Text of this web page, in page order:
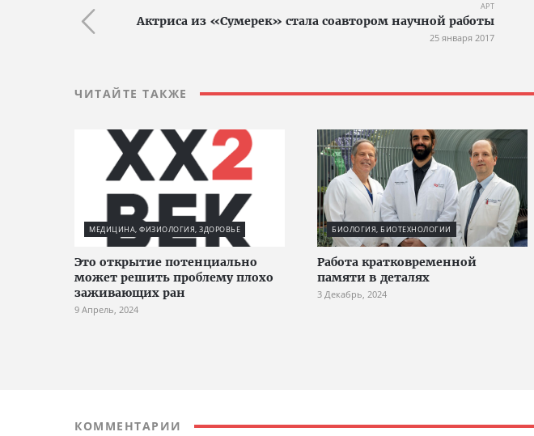
АРТ
Актриса из «Сумерек» стала соавтором научной работы
25 января 2017
ЧИТАЙТЕ ТАКЖЕ
МЕДИЦИНА, ФИЗИОЛОГИЯ, ЗДОРОВЬЕ
Это открытие потенциально
может решить проблему плохо
заживающих ран
9 Апрель, 2024
БИОЛОГИЯ, БИОТЕХНОЛОГИИ
Работа кратковременной
памяти в деталях
3 Декабрь, 2024
КОММЕНТАРИИ